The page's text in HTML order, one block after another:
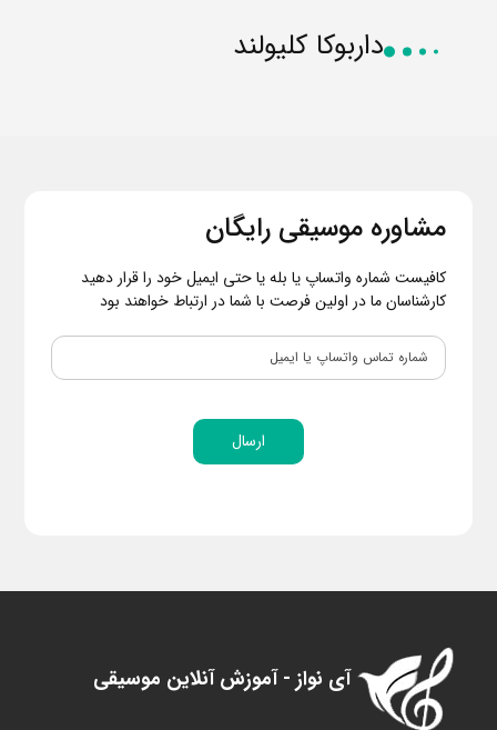
داربوکا کلیولند
مشاوره موسیقی رایگان
کافیست شماره واتساپ یا بله یا حتی ایمیل خود را قرار دهید
کارشناسان ما در اولین فرصت با شما در ارتباط خواهند بود
ارسال
آی نواز - آموزش آنلاین موسیقی